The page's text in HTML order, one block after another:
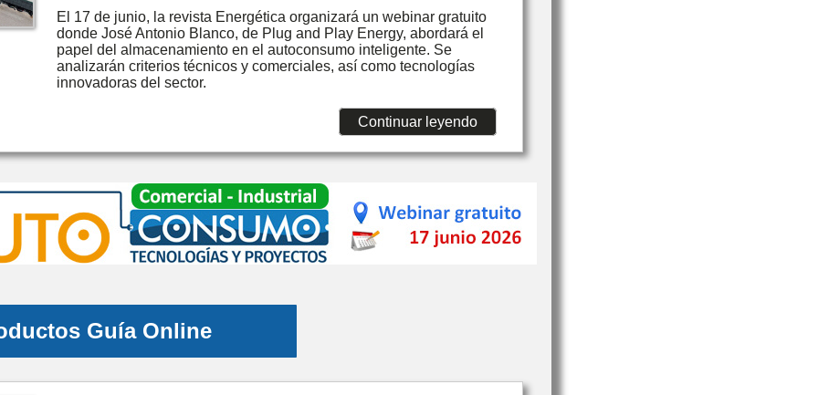
El 17 de junio, la revista Energética organizará un webinar gratuito
donde José Antonio Blanco, de Plug and Play Energy, abordará el
papel del almacenamiento en el autoconsumo inteligente. Se
analizarán criterios técnicos y comerciales, así como tecnologías
innovadoras del sector.
Continuar leyendo
Guía Online